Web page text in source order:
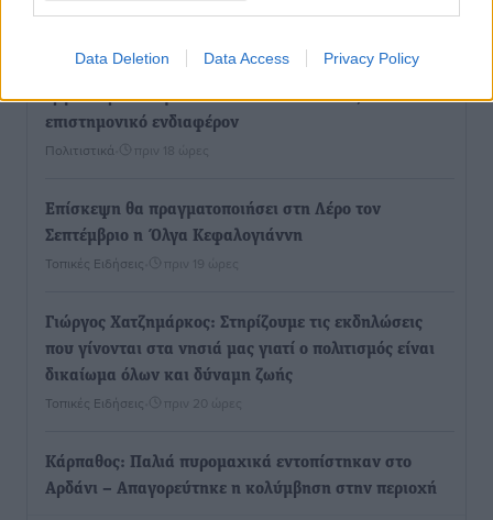
Data Deletion Data Access Privacy Policy
Από την παράδοση της Ρόδου στα ερευνητικά
εργαστήρια: Το μελεκούνι αποκτά διεθνές
επιστημονικό ενδιαφέρον
Πολιτιστικά πριν 18 ώρες
Επίσκεψη θα πραγματοποιήσει στη Λέρο τον
Σεπτέμβριο η Όλγα Κεφαλογιάννη
Τοπικές Ειδήσεις πριν 19 ώρες
Γιώργος Χατζημάρκος: Στηρίζουμε τις εκδηλώσεις
που γίνονται στα νησιά μας γιατί ο πολιτισμός είναι
δικαίωμα όλων και δύναμη ζωής
Τοπικές Ειδήσεις πριν 20 ώρες
Κάρπαθος: Παλιά πυρομαχικά εντοπίστηκαν στο
Αρδάνι – Απαγορεύτηκε η κολύμβηση στην περιοχή